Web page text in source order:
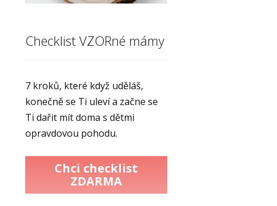
Checklist VZORné mámy
7 kroků, které když uděláš,
konečně se Ti uleví a začne se
Ti dařit mít doma s dětmi
opravdovou pohodu.
Chci checklist
ZDARMA